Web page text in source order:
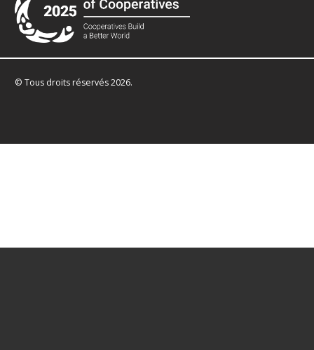
© Tous droits réservés 2026.